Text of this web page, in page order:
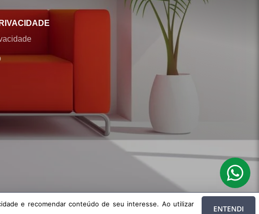
conteúdo de seu interesse. Ao utilizar nossos serviços, você concorda com nossa
e recomendar conteúdo de seu interesse. Ao utilizar
ENTENDI